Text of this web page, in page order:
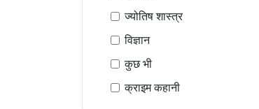
ज्योतिष शास्त्र
विज्ञान
कुछ भी
क्राइम कहानी